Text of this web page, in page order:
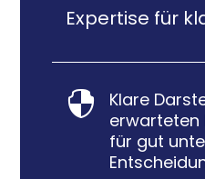
Expertise für

Klare
erwarteten
für gut